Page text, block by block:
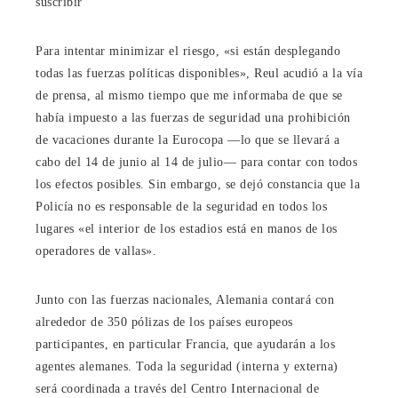
Para intentar minimizar el riesgo, «si están desplegando
todas las fuerzas políticas disponibles», Reul acudió a la vía
de prensa, al mismo tiempo que me informaba de que se
había impuesto a las fuerzas de seguridad una prohibición
de vacaciones durante la Eurocopa ―lo que se llevará a
cabo del 14 de junio al 14 de julio― para contar con todos
los efectos posibles. Sin embargo, se dejó constancia que la
Policía no es responsable de la seguridad en todos los
lugares «el interior de los estadios está en manos de los
operadores de vallas».
Junto con las fuerzas nacionales, Alemania contará con
alrededor de 350 pólizas de los países europeos
participantes, en particular Francia, que ayudarán a los
agentes alemanes. Toda la seguridad (interna y externa)
será coordinada a través del Centro Internacional de